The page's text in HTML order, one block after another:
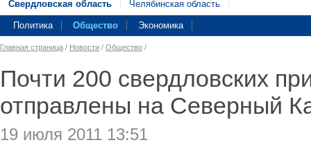
Свердловская область Челябинская область
Политика Общество Экономика
Главная страница / Новости / Общество /
Почти 200 свердловских
отправлены на Северный
19 июля 2011 13:51